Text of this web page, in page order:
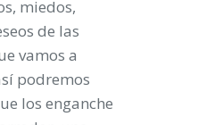
miedos,
de las
vamos a
podremos
los enganche